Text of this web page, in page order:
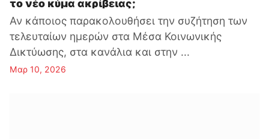
το νέο κύμα ακρίβειας;
Αν κάποιος παρακολουθήσει την συζήτηση των
τελευταίων ημερών στα Μέσα Κοινωνικής
Δικτύωσης, στα κανάλια και στην ...
Μαρ 10, 2026